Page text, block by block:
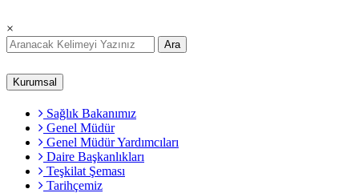
×
Ara
Kurumsal
Sağlık Bakanımız
Genel Müdür
Genel Müdür Yardımcıları
Daire Başkanlıkları
Teşkilat Şeması
Tarihçemiz